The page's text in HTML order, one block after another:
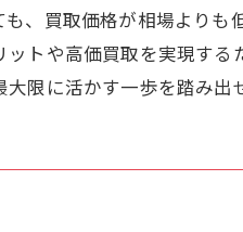
、買取価格が相場より
トや高価買取を実現す
限に活かす一歩を踏み出